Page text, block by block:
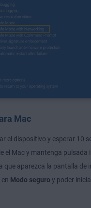
Mac
el dispositivo y esperar 10
el Mac y mantenga pulsada
que aparezca la pantalla de
Modo seguro y poder